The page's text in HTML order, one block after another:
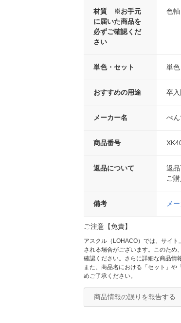
材質 ※お手元
に届いた商品を
必ずご確認くだ
さい
色
単色・セット 単色
おすすめの用途 卒
メーカー名 ぺん
商品番号
返品について
返
ご
備考 メ
ご注意【免責】
アスクル（LOHACO）では、サイ
される場合がございます。このため
確認ください。さらに詳細な商品情
また、商品名における「セット」や
めご了承ください。
商品情報の誤りを報告する